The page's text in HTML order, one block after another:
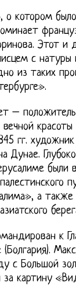
о котором
Этот и
с натуры
из таких
–
гг.
Дунае.
были
а
к
с Большой
за картину